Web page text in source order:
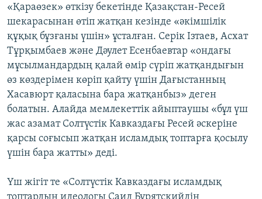
«Қараөзек» өткізу бекетінде Қазақстан-Ресей
шекарасынан өтіп жатқан кезінде «әкімшілік
құқық бұзғаны үшін» ұсталған. Серік Ізтаев, Асхат
Тұрқымбаев және Дәулет Есенбаевтар «ондағы
мұсылмандардың қалай өмір сүріп жатқандығын
өз көздерімен көріп қайту үшін Дағыстанның
Хасавюрт қаласына бара жатқанбыз» деген
болатын. Алайда мемлекеттік айыптаушы «бұл үш
жас азамат Солтүстік Кавказдағы Ресей әскеріне
қарсы соғысып жатқан исламдық топтарға қосылу
үшін бара жатты» деді.
Үш жігіт те «Солтүстік Кавказдағы исламдық